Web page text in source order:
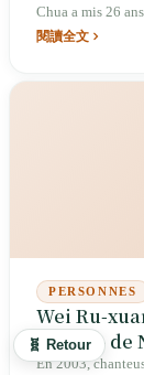
Chua a mis 26
sinophone à avoir
閱讀全文
PERSONNES
Wei Ru-
Wawa »
chant
En 2003,
🧬 Retour